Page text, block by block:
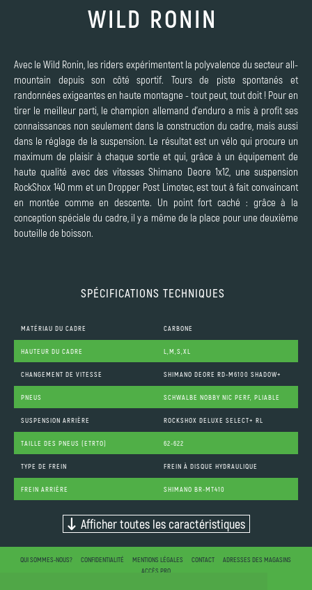
WILD RONIN
Avec le Wild Ronin, les riders expérimentent la polyvalence du secteur all-
mountain depuis son côté sportif. Tours de piste spontanés et
randonnées exigeantes en haute montagne - tout peut, tout doit ! Pour en
tirer le meilleur parti, le champion allemand d'enduro a mis à profit ses
connaissances non seulement dans la construction du cadre, mais aussi
dans le réglage de la suspension. Le résultat est un vélo qui procure un
maximum de plaisir à chaque sortie et qui, grâce à un équipement de
haute qualité avec des vitesses Shimano Deore 1x12, une suspension
RockShox 140 mm et un Dropper Post Limotec, est tout à fait convaincant
en montée comme en descente. Un point fort caché : grâce à la
conception spéciale du cadre, il y a même de la place pour une deuxième
bouteille de boisson.
SPÉCIFICATIONS TECHNIQUES
MATÉRIAU DU CADRE CARBONE
HAUTEUR DU CADRE L,M,S,XL
CHANGEMENT DE VITESSE SHIMANO DEORE RD-M6100 SHADOW+
PNEUS SCHWALBE NOBBY NIC PERF, PLIABLE
SUSPENSION ARRIÈRE ROCKSHOX DELUXE SELECT+ RL
TAILLE DES PNEUS (ETRTO) 62-622
TYPE DE FREIN FREIN À DISQUE HYDRAULIQUE
FREIN ARRIÈRE SHIMANO BR-MT410
Afficher toutes les caractéristiques
QUI SOMMES-NOUS? CONFIDENTIALITÉ MENTIONS LÉGALES CONTACT
ADRESSES DES MAGASINS
ACCÈS PRO